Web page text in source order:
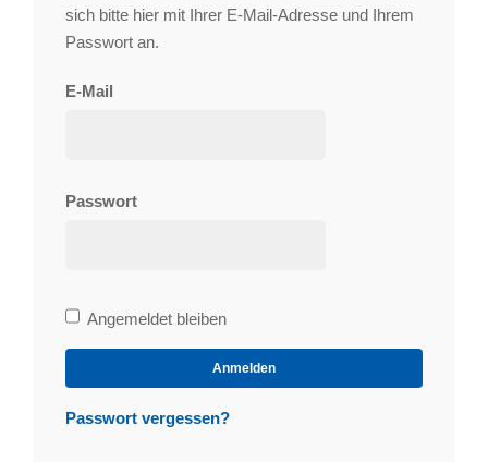
sich bitte hier mit Ihrer E-Mail-Adresse und Ihrem
Passwort an.
E-Mail
Passwort
Bleibe
angemeldet
Angemeldet bleiben
Anmelden
Passwort vergessen?